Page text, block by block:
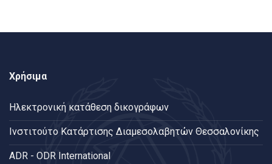
Χρήσιμα
Ηλεκτρονική κατάθεση δικογράφων
Ινστιτούτο Κατάρτισης Διαμεσολαβητών Θεσσαλονίκης
ADR - ODR International